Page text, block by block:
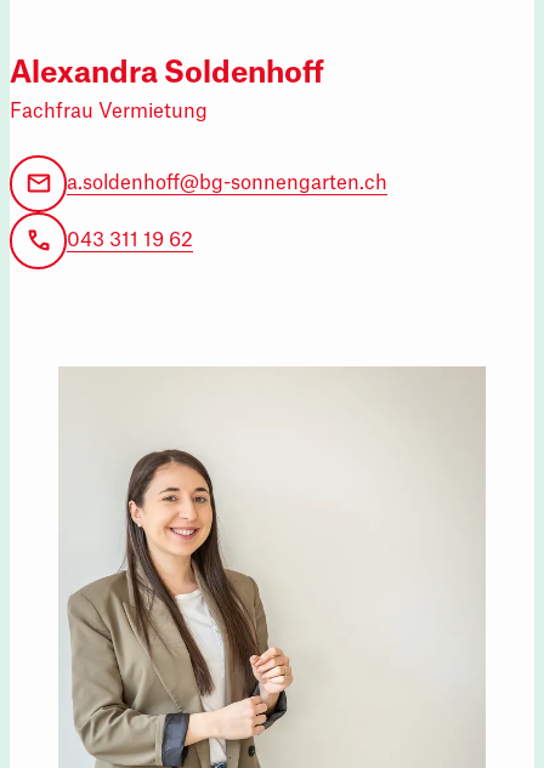
Alexandra Soldenhoff
Fachfrau Vermietung
a.soldenhoff@bg-sonnengarten.ch
043 311 19 62